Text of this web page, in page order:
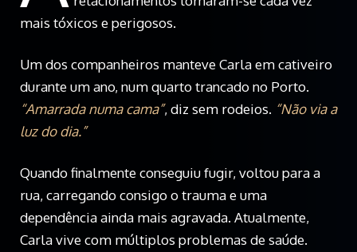
mais tóxicos e perigosos.
Um dos companheiros manteve Carla em cativeiro
durante um ano, num quarto trancado no Porto.
“Amarrada numa cama”, diz sem rodeios. “Não via a
luz do dia.”
Quando finalmente conseguiu fugir, voltou para a
rua, carregando consigo o trauma e uma
dependência ainda mais agravada. Atualmente,
Carla vive com múltiplos problemas de saúde.